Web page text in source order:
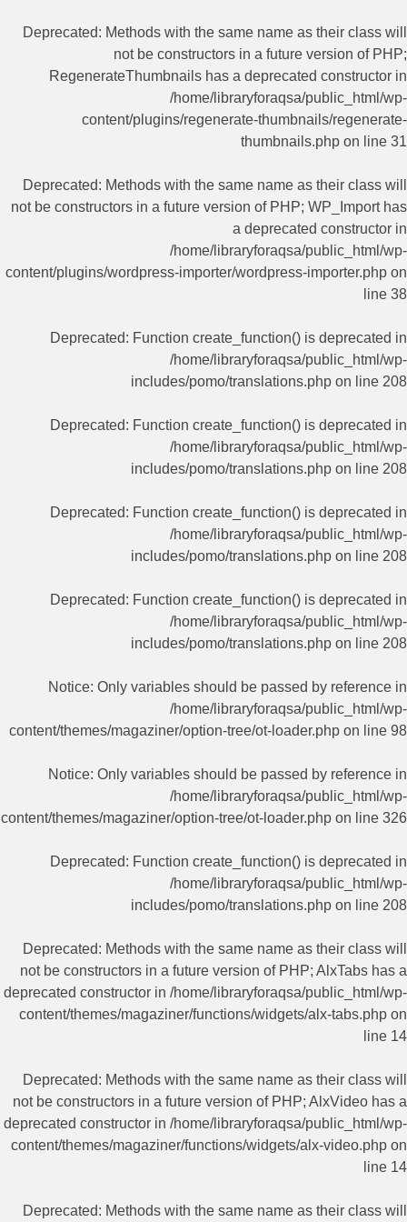
Deprecated: Methods with the same name as their class will
not be constructors in a future version of PHP;
RegenerateThumbnails has a deprecated constructor in
/home/libraryforaqsa/public_html/wp-
content/plugins/regenerate-thumbnails/regenerate-
thumbnails.php on line 31
Deprecated: Methods with the same name as their class will
not be constructors in a future version of PHP; WP_Import has
a deprecated constructor in
/home/libraryforaqsa/public_html/wp-
content/plugins/wordpress-importer/wordpress-importer.php on
line 38
Deprecated: Function create_function() is deprecated in
/home/libraryforaqsa/public_html/wp-
includes/pomo/translations.php on line 208
Deprecated: Function create_function() is deprecated in
/home/libraryforaqsa/public_html/wp-
includes/pomo/translations.php on line 208
Deprecated: Function create_function() is deprecated in
/home/libraryforaqsa/public_html/wp-
includes/pomo/translations.php on line 208
Deprecated: Function create_function() is deprecated in
/home/libraryforaqsa/public_html/wp-
includes/pomo/translations.php on line 208
Notice: Only variables should be passed by reference in
/home/libraryforaqsa/public_html/wp-
content/themes/magaziner/option-tree/ot-loader.php on line 98
Notice: Only variables should be passed by reference in
/home/libraryforaqsa/public_html/wp-
content/themes/magaziner/option-tree/ot-loader.php on line 326
Deprecated: Function create_function() is deprecated in
/home/libraryforaqsa/public_html/wp-
includes/pomo/translations.php on line 208
Deprecated: Methods with the same name as their class will
not be constructors in a future version of PHP; AlxTabs has a
deprecated constructor in /home/libraryforaqsa/public_html/wp-
content/themes/magaziner/functions/widgets/alx-tabs.php on
line 14
Deprecated: Methods with the same name as their class will
not be constructors in a future version of PHP; AlxVideo has a
deprecated constructor in /home/libraryforaqsa/public_html/wp-
content/themes/magaziner/functions/widgets/alx-video.php on
line 14
Deprecated: Methods with the same name as their class will